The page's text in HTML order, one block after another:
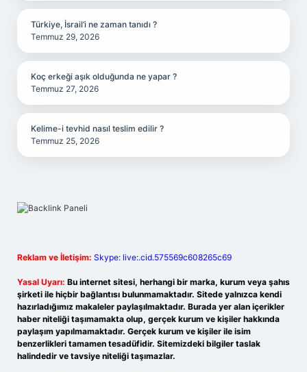
Türkiye, İsrail’i ne zaman tanıdı ?
Temmuz 29, 2026
Koç erkeği aşık olduğunda ne yapar ?
Temmuz 27, 2026
Kelime-i tevhid nasıl teslim edilir ?
Temmuz 25, 2026
Reklam ve İletişim: Skype: live:.cid.575569c608265c69
Yasal Uyarı: Bu internet sitesi, herhangi bir marka, kurum veya şahıs
şirketi ile hiçbir bağlantısı bulunmamaktadır. Sitede yalnızca kendi
hazırladığımız makaleler paylaşılmaktadır. Burada yer alan içerikler
haber niteliği taşımamakta olup, gerçek kurum ve kişiler hakkında
paylaşım yapılmamaktadır. Gerçek kurum ve kişiler ile isim
benzerlikleri tamamen tesadüfidir. Sitemizdeki bilgiler taslak
halindedir ve tavsiye niteliği taşımazlar.